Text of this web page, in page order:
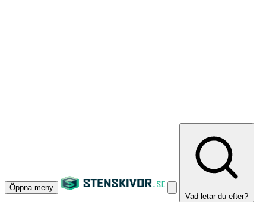
Öppna meny
Vad letar du efter?